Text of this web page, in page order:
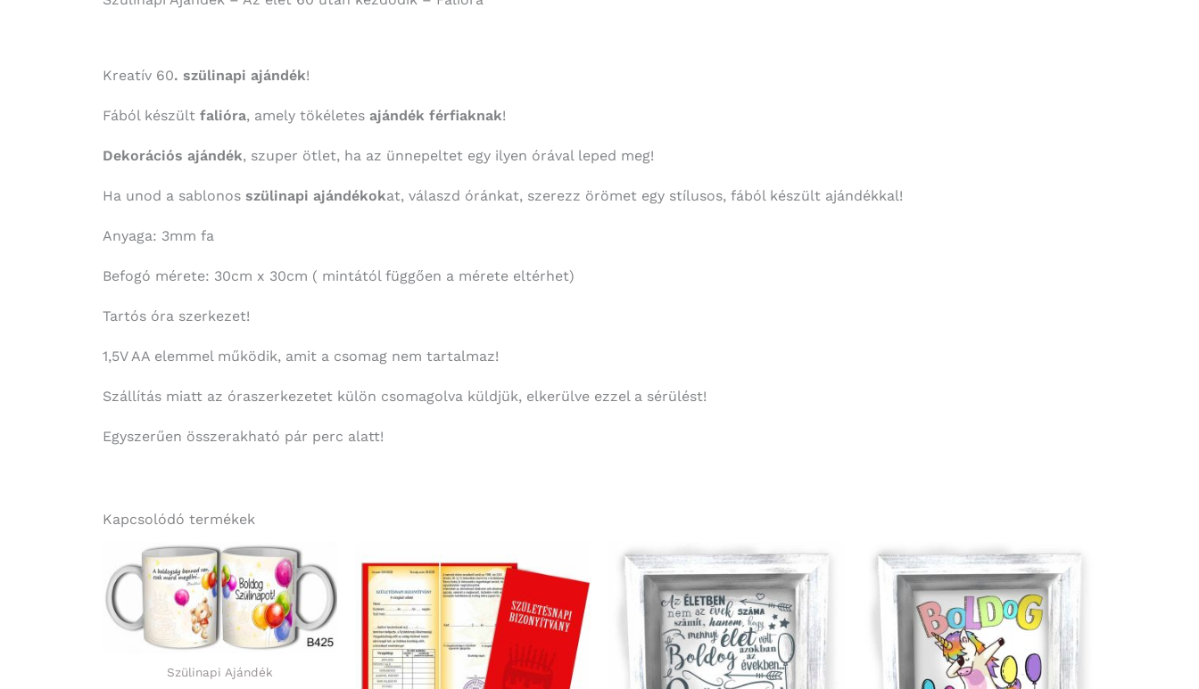
Kreatív 60. szülinapi ajándék!
Fából készült falióra, amely tökéletes ajándék férfiaknak!
Dekorációs ajándék, szuper ötlet, ha az ünnepeltet egy ilyen órával leped meg!
Ha unod a sablonos szülinapi ajándékokat, válaszd óránkat, szerezz örömet egy stílusos, fából készült ajándékkal!
Anyaga: 3mm fa
Befogó mérete: 30cm x 30cm ( mintától függően a mérete eltérhet)
Tartós óra szerkezet!
1,5V AA elemmel működik, amit a csomag nem tartalmaz!
Szállítás miatt az óraszerkezetet külön csomagolva küldjük, elkerülve ezzel a sérülést!
Egyszerűen összerakható pár perc alatt!
Kapcsolódó termékek
Szülinapi Ajándék